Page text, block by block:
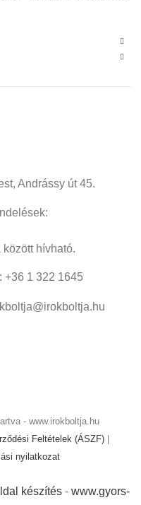
Andrássy út 45.
hívható.
+36 1 322 1645
- www.irokboltja.hu
Feltételek (ÁSZF)
nyilatkozat
készítés - www.gyors-